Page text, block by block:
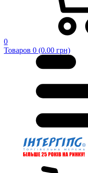
0
Товаров 0 (0.00 грн)